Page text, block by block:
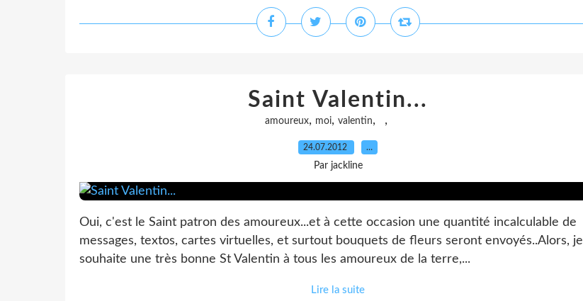
Saint Valentin...
amoureux, moi, valentin, ,
24.07.2012 …
Par jackline
Oui, c'est le Saint patron des amoureux...et à cette occasion une quantité incalculable de
messages, textos, cartes virtuelles, et surtout bouquets de fleurs seront envoyés..Alors, je
souhaite une très bonne St Valentin à tous les amoureux de la terre,...
Lire la suite